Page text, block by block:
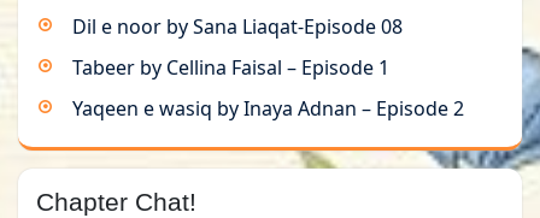
Dil e noor by Sana Liaqat-Episode 08
Tabeer by Cellina Faisal – Episode 1
Yaqeen e wasiq by Inaya Adnan – Episode 2
Chapter Chat!